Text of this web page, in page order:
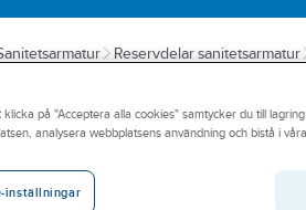
Reservdelar sanitetsarmatur
klicka på "Acceptera alla cookies" samtycker du till
analysera webbplatsens användning och bistå i
inställningar